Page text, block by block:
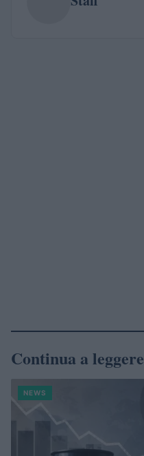
Continua a leggere
NEWS